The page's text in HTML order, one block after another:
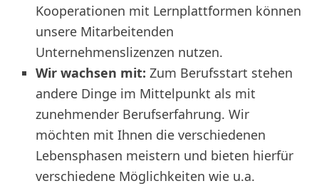
Kooperationen mit Lernplattformen können
unsere Mitarbeitenden
Unternehmenslizenzen nutzen.
Wir wachsen mit: Zum Berufsstart stehen
andere Dinge im Mittelpunkt als mit
zunehmender Berufserfahrung. Wir
möchten mit Ihnen die verschiedenen
Lebensphasen meistern und bieten hierfür
verschiedene Möglichkeiten wie u.a.